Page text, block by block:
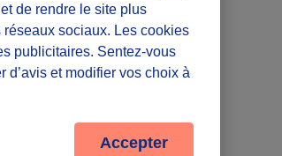
de rendre le site plus
sociaux. Les cookies
publicitaires. Sentez-vous
d’avis et modifier vos choix à
Accepter